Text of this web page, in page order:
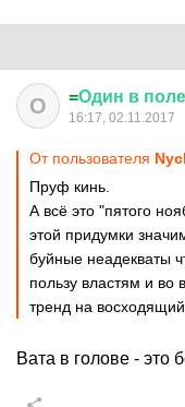
О =Один в поле
16:17, 02.11.2017
От пользователя
Пруф кинь.
А всё это "пятого
этой придумки
буйные неадекваты
пользу властям и во
тренд на восходящий.
Вата в голове - это